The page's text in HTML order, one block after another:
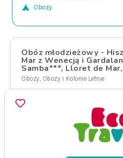
Obozy
Obóz młodzieżowy -
Mar z Wenecją i
Samba***, Lloret de
Obozy, Obozy i Kolonie Letnie